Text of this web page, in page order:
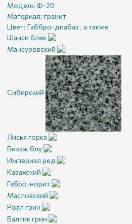
Модель Ф-20
Материал: гранит
Цвет: Габбро-диабаз , а также
Шанси блек
Мансуровский
Сибирский
Лисья горка
Визаж блу
Империал ред
Казахский
Габро-норит
Масловский
Роял грин
Балтик грин